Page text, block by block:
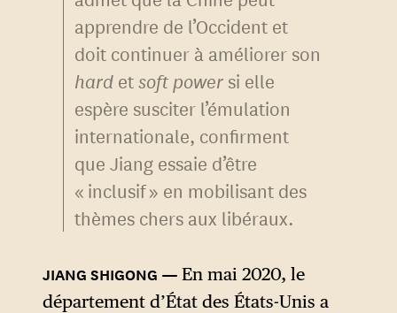
apprendre de l’Occident et
doit continuer à améliorer son
hard etsoft power si elle
espère susciter l’émulation
internationale, confirment
que Jiang essaie d’être
« inclusif » en mobilisant des
thèmes chers aux libéraux.
En mai 2020, le
département d’État des États-Unis a